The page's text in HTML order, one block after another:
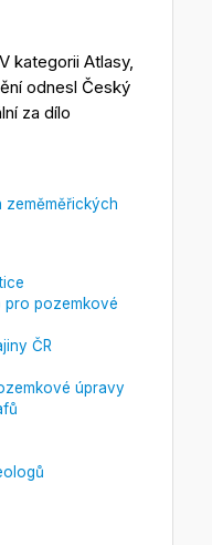
kategorii Atlasy,
odnesl Český
za dílo
pro pozemkové
ČR
úpravy